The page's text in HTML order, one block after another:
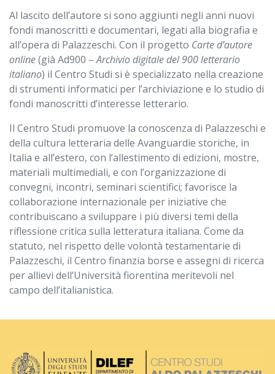
Al lascito dell’autore si sono aggiunti negli anni nuovi
fondi manoscritti e documentari, legati alla biografia e
all’opera di Palazzeschi. Con il progetto Carte d’autore
online(già Ad900 –Archivio digitale del 900 letterario
italiano) il Centro Studi si è specializzato nella creazione
di strumenti informatici per l’archiviazione e lo studio di
fondi manoscritti d’interesse letterario.
Il Centro Studi promuove la conoscenza di Palazzeschi e
della cultura letteraria delle Avanguardie storiche, in
Italia e all’estero, con l’allestimento di edizioni, mostre,
materiali multimediali, e con l’organizzazione di
convegni, incontri, seminari scientifici; favorisce la
collaborazione internazionale per iniziative che
contribuiscano a sviluppare i più diversi temi della
riflessione critica sulla letteratura italiana. Come da
statuto, nel rispetto delle volontà testamentarie di
Palazzeschi, il Centro finanzia borse e assegni di ricerca
per allievi dell’Università fiorentina meritevoli nel
campo dell’italianistica.